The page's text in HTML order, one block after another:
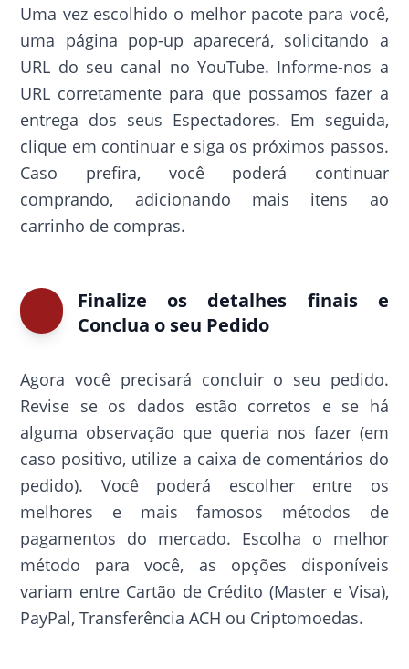
Uma vez escolhido o melhor pacote para você,
uma página pop-up aparecerá, solicitando a
URL do seu canal no YouTube. Informe-nos a
URL corretamente para que possamos fazer a
entrega dos seus Espectadores. Em seguida,
clique em continuar e siga os próximos passos.
Caso prefira, você poderá continuar
comprando, adicionando mais itens ao
carrinho de compras.
Finalize os detalhes finais e
Conclua o seu Pedido
Agora você precisará concluir o seu pedido.
Revise se os dados estão corretos e se há
alguma observação que queria nos fazer (em
caso positivo, utilize a caixa de comentários do
pedido). Você poderá escolher entre os
melhores e mais famosos métodos de
pagamentos do mercado. Escolha o melhor
método para você, as opções disponíveis
variam entre Cartão de Crédito (Master e Visa),
PayPal, Transferência ACH ou Criptomoedas.